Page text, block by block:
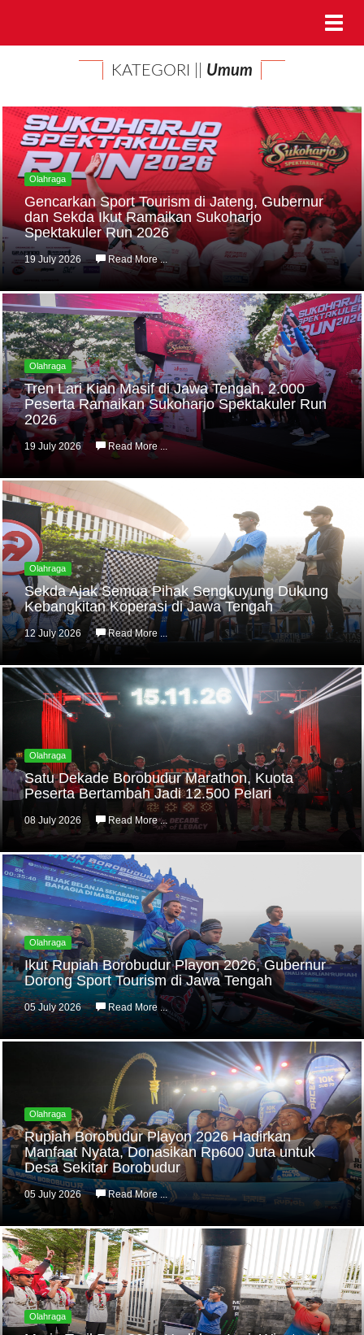
KATEGORI || Umum
Olahraga
Gencarkan Sport Tourism di Jateng, Gubernur
dan Sekda Ikut Ramaikan Sukoharjo
Spektakuler Run 2026
19 July 2026 Read More ...
Olahraga
Tren Lari Kian Masif di Jawa Tengah, 2.000
Peserta Ramaikan Sukoharjo Spektakuler Run
2026
19 July 2026 Read More ...
Olahraga
Sekda Ajak Semua Pihak Sengkuyung Dukung
Kebangkitan Koperasi di Jawa Tengah
12 July 2026 Read More ...
Olahraga
Satu Dekade Borobudur Marathon, Kuota
Peserta Bertambah Jadi 12.500 Pelari
08 July 2026 Read More ...
Olahraga
Ikut Rupiah Borobudur Playon 2026, Gubernur
Dorong Sport Tourism di Jawa Tengah
05 July 2026 Read More ...
Olahraga
Rupiah Borobudur Playon 2026 Hadirkan
Manfaat Nyata, Donasikan Rp600 Juta untuk
Desa Sekitar Borobudur
05 July 2026 Read More ...
Olahraga